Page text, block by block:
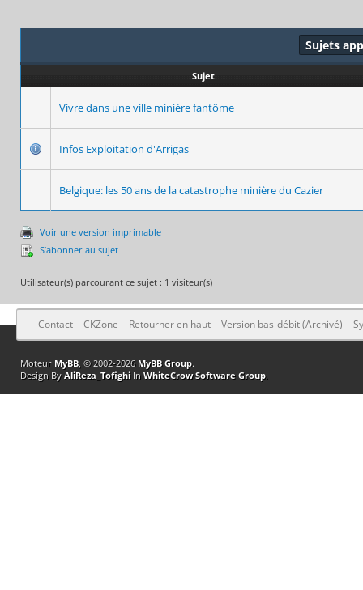
Sujets
Sujet
Vivre dans une ville minière fantôme
Infos Exploitation d'Arrigas
Belgique: les 50 ans de la catastrophe minière du Cazier
Voir une version imprimable
S’abonner au sujet
Utilisateur(s) parcourant ce sujet : 1 visiteur(s)
Contact CKZone Retourner en haut Version bas-débit (Archivé)
Moteur MyBB, © 2002-2026 MyBB Group.
Design By AliReza_TofighiIn WhiteCrow Software Group.